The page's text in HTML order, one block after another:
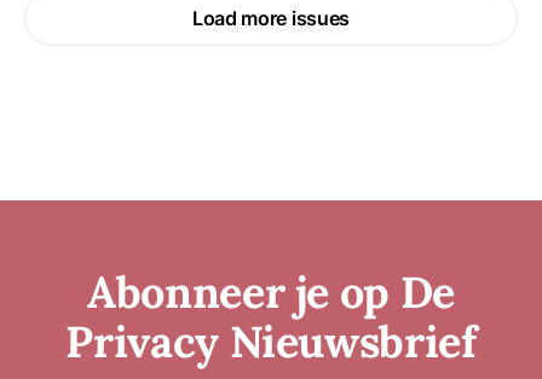
Load more issues
Abonneer je op De
Privacy Nieuwsbrief